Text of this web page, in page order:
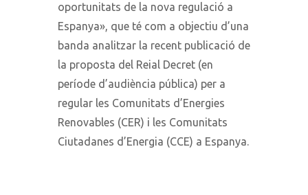
oportunitats de la nova regulació a
Espanya», que té com a objectiu d’una
banda analitzar la recent publicació de
la proposta del Reial Decret (en
període d’audiència pública) per a
regular les Comunitats d’Energies
Renovables (CER) i les Comunitats
Ciutadanes d’Energia (CCE) a Espanya.